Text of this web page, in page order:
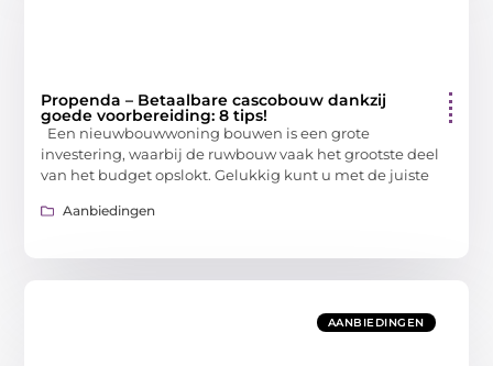
Propenda – Betaalbare cascobouw dankzij
goede voorbereiding: 8 tips!
Een nieuwbouwwoning bouwen is een grote
investering, waarbij de ruwbouw vaak het grootste deel
van het budget opslokt. Gelukkig kunt u met de juiste
Aanbiedingen
AANBIEDINGEN